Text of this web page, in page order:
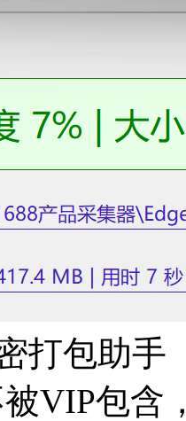
打包助
VIP包含